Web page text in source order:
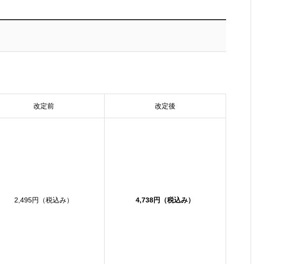
改定前 改定後
2,495円（税込み） 4,738円（税込み）